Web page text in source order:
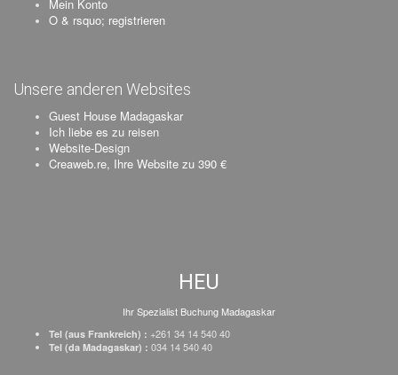
Mein Konto
O & rsquo; registrieren
Unsere anderen Websites
Guest House Madagaskar
Ich liebe es zu reisen
Website-Design
Creaweb.re, Ihre Website zu 390 €
HEU
Ihr Spezialist Buchung Madagaskar
Tel (aus Frankreich) : +261 34 14 540 40
Tel (da Madagaskar) : 034 14 540 40